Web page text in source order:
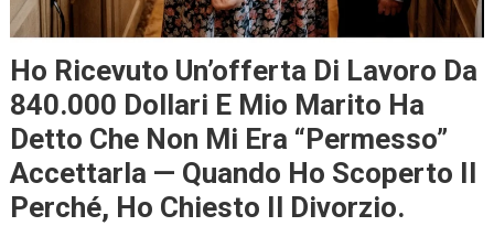
Ho Ricevuto Un’offerta Di Lavoro Da
840.000 Dollari E Mio Marito Ha
Detto Che Non Mi Era “permesso”
Accettarla — Quando Ho Scoperto Il
Perché, Ho Chiesto Il Divorzio.